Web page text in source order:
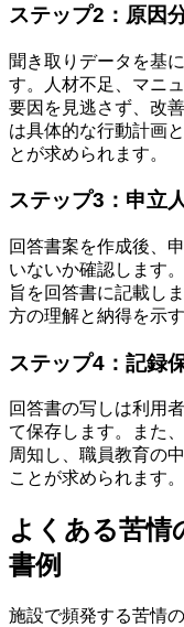
ステップ2：原因
聞き取りデータを基
す。人材不足、マニ
要因を見逃さず、改
は具体的な行動計画
とが求められます。
ステップ3：申立
回答書案を作成後、
いないか確認します
旨を回答書に記載し
方の理解と納得を示
ステップ4：記録
回答書の写しは利用
て保存します。また
周知し、職員教育の
ことが求められます
よくある苦情
書例
施設で頻発する苦情